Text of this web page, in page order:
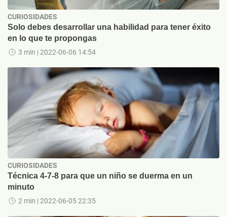
CURIOSIDADES
Solo debes desarrollar una habilidad para tener éxito
en lo que te propongas
3 min | 2022-06-06 14:54
CURIOSIDADES
Técnica 4-7-8 para que un niño se duerma en un
minuto
2 min | 2022-06-05 22:35